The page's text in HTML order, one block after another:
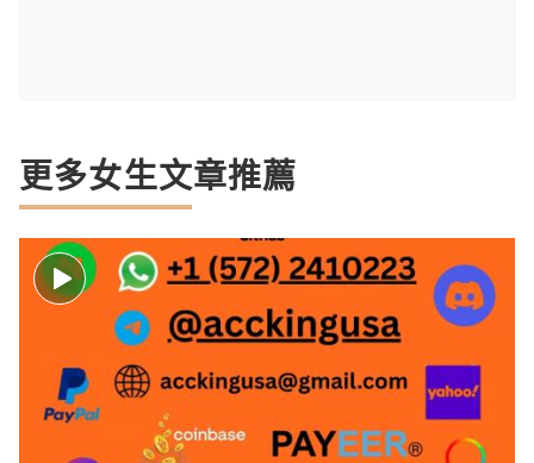
更多女生文章推薦